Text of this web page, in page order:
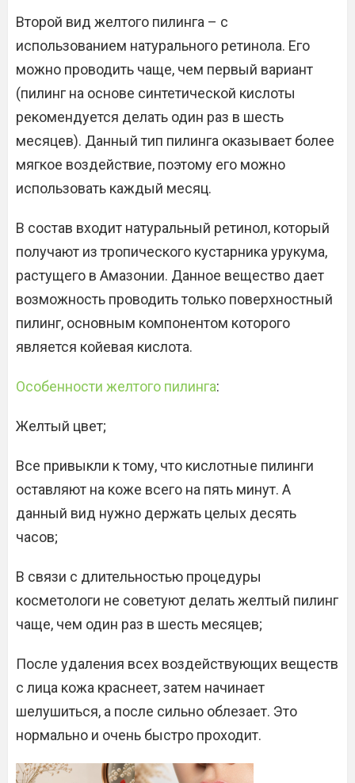
Второй вид желтого пилинга – с
использованием натурального ретинола. Его
можно проводить чаще, чем первый вариант
(пилинг на основе синтетической кислоты
рекомендуется делать один раз в шесть
месяцев). Данный тип пилинга оказывает более
мягкое воздействие, поэтому его можно
использовать каждый месяц.
В состав входит натуральный ретинол, который
получают из тропического кустарника урукума,
растущего в Амазонии. Данное вещество дает
возможность проводить только поверхностный
пилинг, основным компонентом которого
является койевая кислота.
Особенности желтого пилинга:
Желтый цвет;
Все привыкли к тому, что кислотные пилинги
оставляют на коже всего на пять минут. А
данный вид нужно держать целых десять
часов;
В связи с длительностью процедуры
косметологи не советуют делать желтый пилинг
чаще, чем один раз в шесть месяцев;
После удаления всех воздействующих веществ
с лица кожа краснеет, затем начинает
шелушиться, а после сильно облезает. Это
нормально и очень быстро проходит.